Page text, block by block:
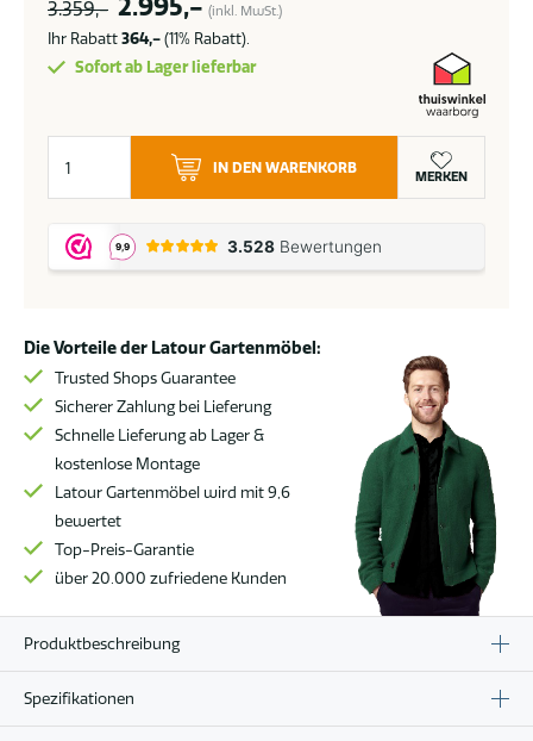
3.359,-
Preis
war:
2.995,-
Preis
ist:
(inkl. MwSt.)
Ihr Rabatt364,-(11% Rabatt).
Sofort ab Lager lieferbar
Cava
sooty
Menge
IN DEN WARENKORB
MERKEN
Die Vorteile der Latour Gartenmöbel:
Trusted Shops Guarantee
Sicherer Zahlung bei Lieferung
Schnelle Lieferung ab Lager &
kostenlose Montage
Latour Gartenmöbel wird mit 9,6
bewertet
Top-Preis-Garantie
über 20.000 zufriedene Kunden
Produktbeschreibung
Spezifikationen